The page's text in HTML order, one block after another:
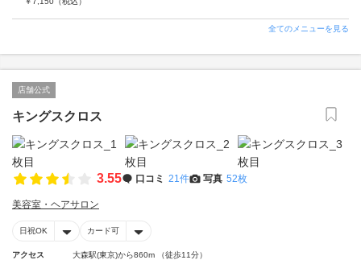
全てのメニューを見る
店舗公式
キングスクロス
3.55 口コミ 21件 写真 52枚
美容室・ヘアサロン
日祝OK カード可
アクセス
大森駅(東京)から860m （徒歩11分）